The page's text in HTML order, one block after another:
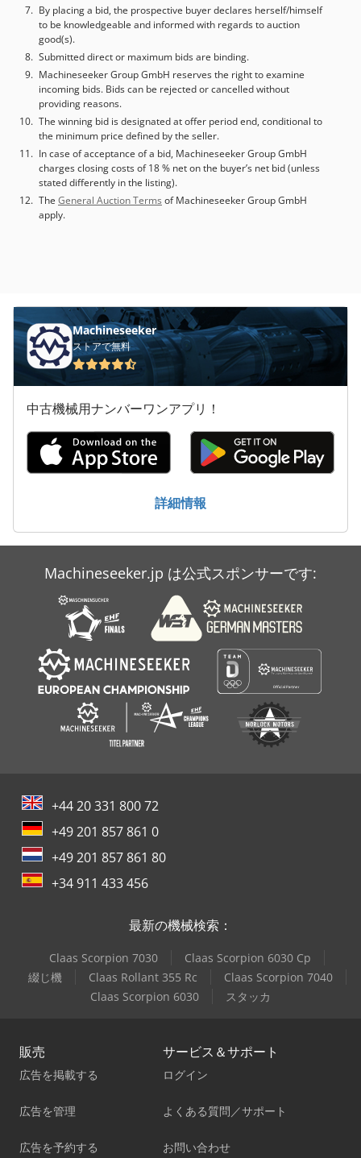
By placing a bid, the prospective buyer declares herself/himself
to be knowledgeable and informed with regards to auction
good(s).
Submitted direct or maximum bids are binding.
Machineseeker Group GmbH reserves the right to examine
incoming bids. Bids can be rejected or cancelled without
providing reasons.
The winning bid is designated at offer period end, conditional to
the minimum price defined by the seller.
In case of acceptance of a bid, Machineseeker Group GmbH
charges closing costs of 18 % net on the buyer’s net bid (unless
stated differently in the listing).
The General Auction Terms of Machineseeker Group GmbH
apply.
Machineseeker
ストアで無料
中古機械用ナンバーワンアプリ！
詳細情報
Machineseeker.jp は公式スポンサーです:
+44 20 331 800 72
+49 201 857 861 0
+49 201 857 861 80
+34 911 433 456
最新の機械検索：
Claas Scorpion 7030
Claas Scorpion 6030 Cp
綴じ機
Claas Rollant 355 Rc
Claas Scorpion 7040
Claas Scorpion 6030
スタッカ
販売
広告を掲載する
広告を管理
広告を予約する
サービス＆サポート
ログイン
よくある質問／サポート
お問い合わせ